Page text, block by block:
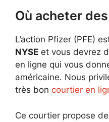
Où acheter
L’action Pfizer (PFE)
NYSE et vous devrez
en ligne qui vous
américaine. Nous
très bon courtier en
Ce courtier propose